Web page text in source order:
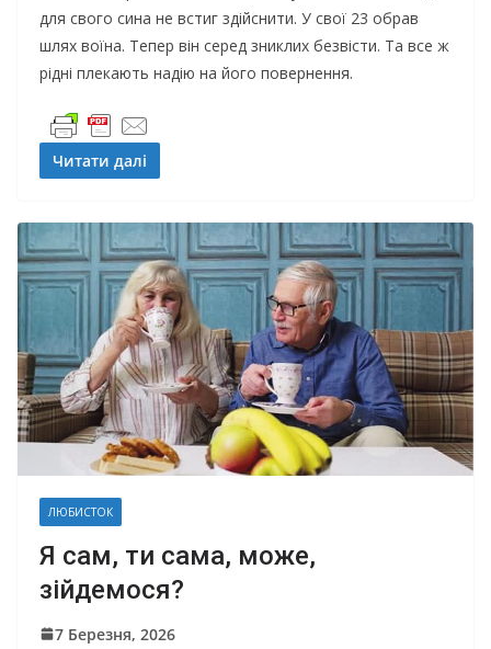
для свого сина не встиг здійснити. У свої 23 обрав
шлях воїна. Тепер він серед зниклих безвісти. Та все ж
рідні плекають надію на його повернення.
Читати далі
ЛЮБИСТОК
Я сам, ти сама, може,
зійдемося?
7 Березня, 2026